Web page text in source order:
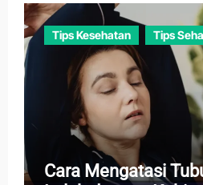
Tips Kesehatan Tips
Cara Mengatasi